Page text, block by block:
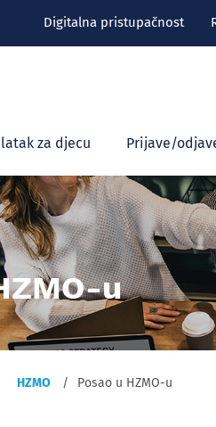
Digitalna pristupačnost
za djecu Prijave/
u
HZMO Posao u HZMO-u